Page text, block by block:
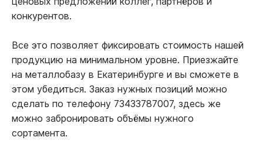
конкурентов.
Все это позволяет фиксировать стоимость нашей
продукцию на минимальном уровне. Приезжайте
на металлобазу в Екатеринбурге и вы сможете в
этом убедиться. Заказ нужных позиций можно
сделать по телефону 73433787007, здесь же
можно забронировать объёмы нужного
сортамента.